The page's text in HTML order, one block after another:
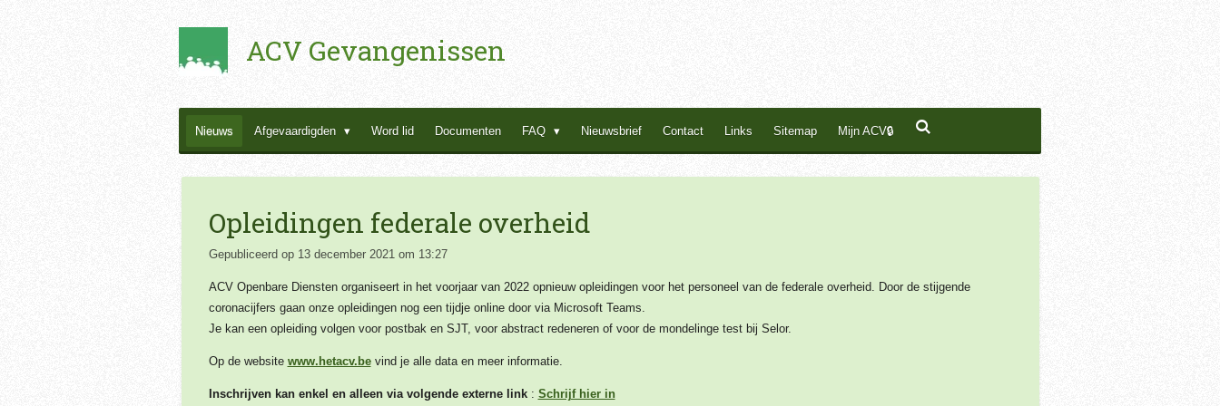
ACV Gevangenissen
Nieuws Afgevaardigden Word lid Documenten FAQ Nieuwsbrief Contact Links Sitemap Mijn ACV🔒
Opleidingen federale overheid
Gepubliceerd op 13 december 2021 om 13:27
ACV Openbare Diensten organiseert in het voorjaar van 2022 opnieuw opleidingen voor het personeel van de federale overheid. Door de stijgende
coronacijfers gaan onze opleidingen nog een tijdje online door via Microsoft Teams.
Je kan een opleiding volgen voor postbak en SJT, voor abstract redeneren of voor de mondelinge test bij Selor.
Op de website www.hetacv.bevind je alle data en meer informatie.
Inschrijven kan enkel en alleen via volgende externe link: Schrijf hier in